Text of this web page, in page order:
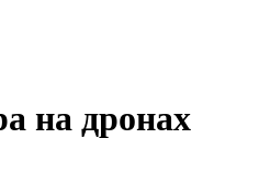
на дронах